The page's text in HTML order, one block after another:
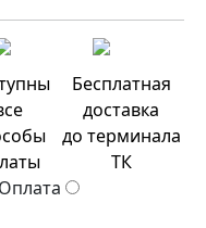
Бесплатная
доставка
до терминала
ТК
Оплата